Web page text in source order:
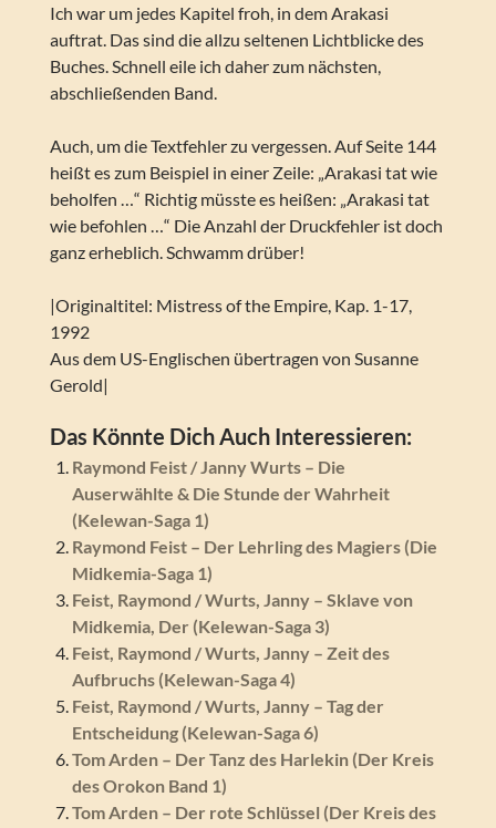
Ich war um jedes Kapitel froh, in dem Arakasi
auftrat. Das sind die allzu seltenen Lichtblicke des
Buches. Schnell eile ich daher zum nächsten,
abschließenden Band.
Auch, um die Textfehler zu vergessen. Auf Seite 144
heißt es zum Beispiel in einer Zeile: „Arakasi tat wie
beholfen …“ Richtig müsste es heißen: „Arakasi tat
wie befohlen …“ Die Anzahl der Druckfehler ist doch
ganz erheblich. Schwamm drüber!
|Originaltitel: Mistress of the Empire, Kap. 1-17,
1992
Aus dem US-Englischen übertragen von Susanne
Gerold|
Das Könnte Dich Auch Interessieren:
Raymond Feist / Janny Wurts – Die
Auserwählte & Die Stunde der Wahrheit
(Kelewan-Saga 1)
Raymond Feist – Der Lehrling des Magiers (Die
Midkemia-Saga 1)
Feist, Raymond / Wurts, Janny – Sklave von
Midkemia, Der (Kelewan-Saga 3)
Feist, Raymond / Wurts, Janny – Zeit des
Aufbruchs (Kelewan-Saga 4)
Feist, Raymond / Wurts, Janny – Tag der
Entscheidung (Kelewan-Saga 6)
Tom Arden – Der Tanz des Harlekin (Der Kreis
des Orokon Band 1)
Tom Arden – Der rote Schlüssel (Der Kreis des